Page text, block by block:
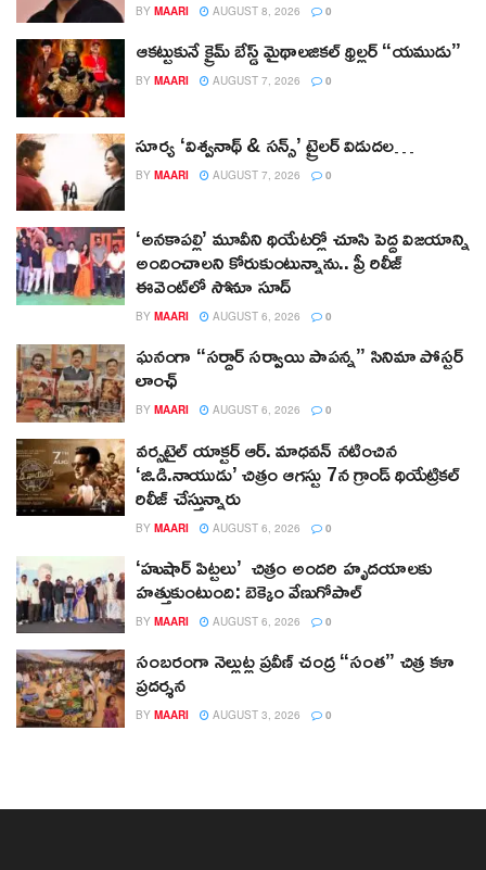
BY MAARI AUGUST 8, 2026 0
ఆకట్టుకునే క్రైమ్ బేస్డ్ మైథాలజికల్ థ్రిల్లర్ “యముడు”
BY MAARI AUGUST 7, 2026 0
సూర్య ‘విశ్వనాథ్ & సన్స్’ ట్రైలర్ విడుదల…
BY MAARI AUGUST 7, 2026 0
‘అనకాపల్లి’ మూవీని థియేటర్లో చూసి పెద్ద విజయాన్ని
అందించాలని కోరుకుంటున్నాను.. ప్రీ రిలీజ్
ఈవెంట్‌లో సోనూ సూద్
BY MAARI AUGUST 6, 2026 0
ఘనంగా “సర్దార్ సర్వాయి పాపన్న” సినిమా పోస్టర్
లాంఛ్
BY MAARI AUGUST 6, 2026 0
వర్సటైల్ యాక్టర్ ఆర్‌. మాధవన్‌ నటించిన
‘జి.డి.నాయుడు’ చిత్రం ఆగస్టు 7న గ్రాండ్ థియేట్రికల్
రిలీజ్ చేస్తున్నారు
BY MAARI AUGUST 6, 2026 0
‘హుషార్‌ పిట్టలు’ చిత్రం అందరి హృదయాలకు
హత్తుకుంటుంది: బెక్కెం వేణుగోపాల్‌
BY MAARI AUGUST 6, 2026 0
సంబరంగా నెల్లుట్ల ప్రవీణ్ చంద్ర “సంత” చిత్ర కళా
ప్రదర్శన
BY MAARI AUGUST 3, 2026 0